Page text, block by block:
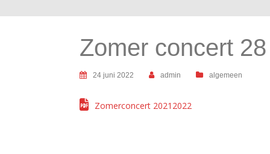
Zomer concert
24 juni 2022 admin algemeen
Zomerconcert 20212022